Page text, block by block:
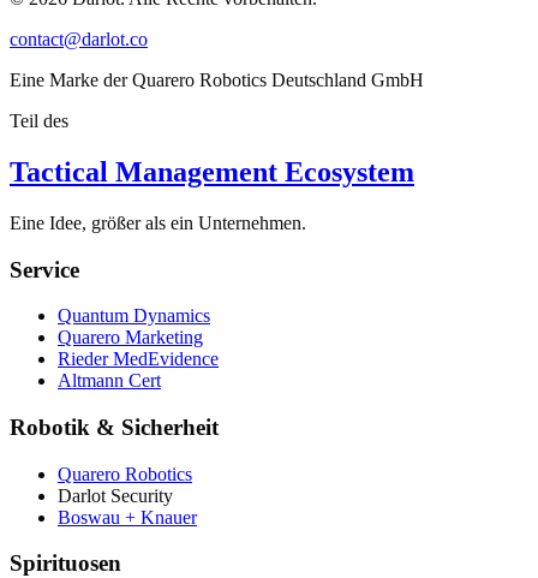
contact@darlot.co
Eine Marke der Quarero Robotics Deutschland GmbH
Teil des
Tactical Management Ecosystem
Eine Idee, größer als ein Unternehmen.
Service
Quantum Dynamics
Quarero Marketing
Rieder MedEvidence
Altmann Cert
Robotik & Sicherheit
Quarero Robotics
Darlot Security
Boswau + Knauer
Spirituosen